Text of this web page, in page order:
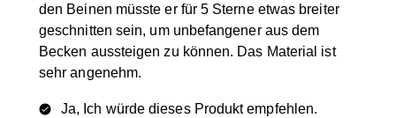
den Beinen müsste er für 5 Sterne etwas breiter
geschnitten sein, um unbefangener aus dem
Becken aussteigen zu können. Das Material ist
sehr angenehm.
Ja, Ich würde dieses Produkt empfehlen.